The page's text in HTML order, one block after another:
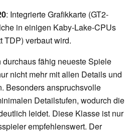
: Integrierte Grafikkarte (GT2-
in einigen Kaby-Lake-CPUs
TDP) verbaut wird.
fähig neueste Spiele
nicht mehr mit allen Details und
Besonders anspruchsvolle
Detailstufen, wodurch die
leidet. Diese Klasse ist nur
empfehlenswert. Der